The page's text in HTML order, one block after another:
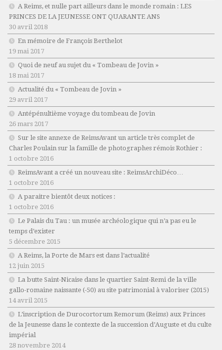
A Reims, et nulle part ailleurs dans le monde romain : LES
PRINCES DE LA JEUNESSE ONT QUARANTE ANS
30 avril 2018
En mémoire de François Berthelot
19 mai 2017
Quoi de neuf au sujet du « Tombeau de Jovin »
18 mai 2017
Actualité du « Tombeau de Jovin »
29 avril 2017
Antépénultième voyage du tombeau de Jovin
26 mars 2017
Sur le site annexe de ReimsAvant un article très complet de
Charles Poulain sur la famille de photographes rémois Rothier :
1 octobre 2016
ReimsAvant a créé un nouveau site : ReimsArchiDéco…
1 octobre 2016
A paraitre bientôt deux notices :
1 octobre 2016
Le Palais du Tau : un musée archéologique qui n’a pas eu le
temps d’exister
5 décembre 2015
A Reims, la Porte de Mars est dans l’actualité
12 juin 2015
La butte Saint-Nicaise dans le quartier Saint-Remi de la ville
gallo-romaine naissante (-50) au site patrimonial à valoriser (2015)
14 avril 2015
L’inscription de Durocortorum Remorum (Reims) aux Princes
de la Jeunesse dans le contexte de la succession d’Auguste et du culte
impérial
28 novembre 2014